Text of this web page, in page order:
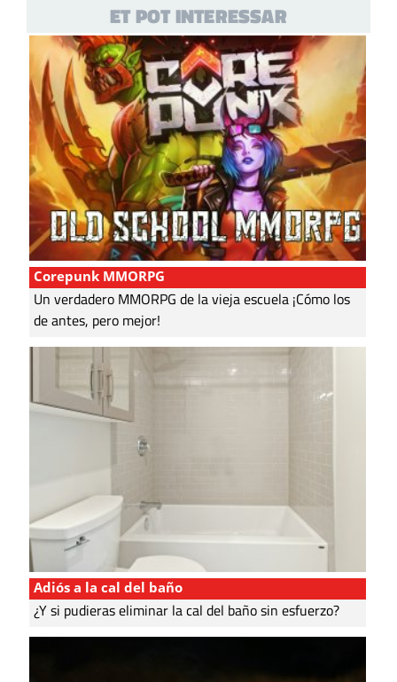
ET POT INTERESSAR
Corepunk MMORPG
Un verdadero MMORPG de la vieja escuela ¡Cómo los
de antes, pero mejor!
Adiós a la cal del baño
¿Y si pudieras eliminar la cal del baño sin esfuerzo?